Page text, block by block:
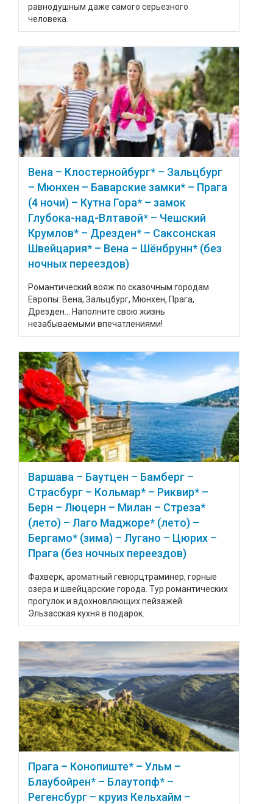
равнодушным даже самого серьезного
человека.
Вена – Клостернойбург* – Зальцбург
– Мюнхен – Баварские замки* – Прага
(4 ночи) – Кутна Гора* – замок
Глубока-над-Влтавой* – Чешский
Крумлов* – Дрезден* – Саксонская
Швейцария* – Вена – Шёнбрунн* (без
ночных переездов)
Романтический вояж по сказочным городам
Европы: Вена, Зальцбург, Мюнхен, Прага,
Дрезден... Наполните свою жизнь
незабываемыми впечатлениями!
Варшава – Баутцен – Бамберг –
Страсбург – Кольмар* – Риквир* –
Берн – Люцерн – Милан – Стреза*
(лето) – Лаго Маджоре* (лето) –
Бергамо* (зима) – Лугано – Цюрих –
Прага (без ночных переездов)
Фахверк, ароматный гевюрцтраминер, горные
озера и швейцарские города. Тур романтических
прогулок и вдохновляющих пейзажей.
Эльзасская кухня в подарок.
Прага – Конопиште* – Ульм –
Блаубойрен* – Блаутопф* –
Регенсбург – круиз Кельхайм –